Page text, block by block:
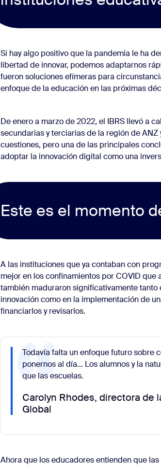
Si hay algo positivo que la pandemia le ha
libertad de innovar, podemos adaptarnos
fueron soluciones efímeras para
enfoque de la educación en las próximas
De enero a marzo de 2022, el IBRS llevó a
secundarias y terciarias de la región de
cuestiones, pero una de las principales
adoptar la innovación digital como una
Este es el momento
A las instituciones que ya contaban con
mejor en los confinamientos por COVID
también maduraron significativamente
innovación como en la implementación de
financiarlos y revisarlos.
Todavía falta un enfoque futuro sobre
ponernos al día... Los alumnos y la
que las escuelas.
Carolyn Rhodes, directora de
Global
Ahora que los educadores entienden que